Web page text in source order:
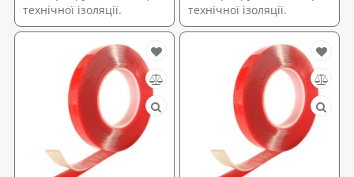
технічної ізоляції.
технічної ізоляції.